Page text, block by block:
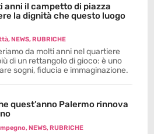
anni il campetto di piazza
la dignità che questo luogo
,NEWS,RUBRICHE
da molti anni nel quartiere
di un rettangolo di gioco: è uno
sogni, fiducia e immaginazione.
quest’anno Palermo rinnova
,NEWS,RUBRICHE